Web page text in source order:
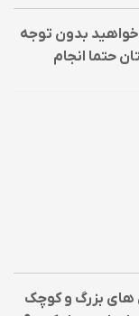
خواهید بدون توجه
حتما انجام
های بزرگ و کوچک